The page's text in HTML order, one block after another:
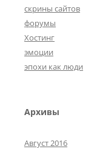
скрины сайтов
форумы
Хостинг
эмоции
эпохи как люди
Архивы
Август 2016